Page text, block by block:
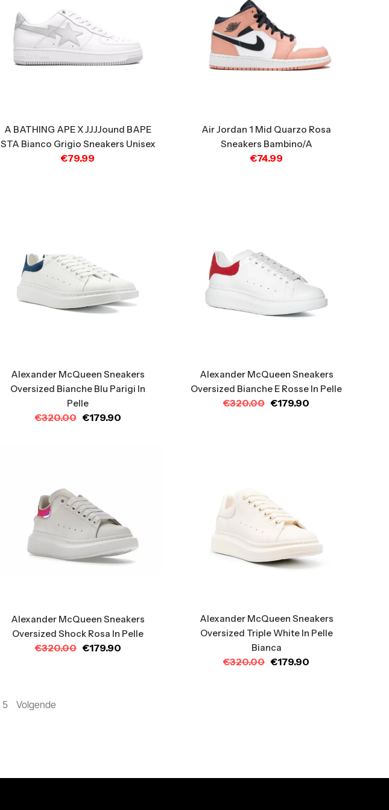
A BATHING APE X JJJJound BAPE
STA Bianco Grigio Sneakers Unisex
€79.99
Air Jordan 1 Mid Quarzo Rosa
Sneakers Bambino/a
€74.99
Alexander McQueen Sneakers
Oversized Bianche Blu Parigi In
Pelle
€320.00 €179.90
Alexander McQueen Sneakers
Oversized Bianche E Rosse In Pelle
€320.00 €179.90
Alexander McQueen Sneakers
Oversized Shock Rosa In Pelle
€320.00 €179.90
Alexander McQueen Sneakers
Oversized Triple White In Pelle
Bianca
€320.00 €179.90
5 Volgende